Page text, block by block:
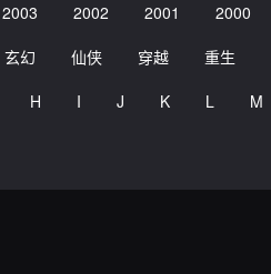
2003 2002 2001
2000
玄幻 仙侠 穿越 重生
H I J K L M